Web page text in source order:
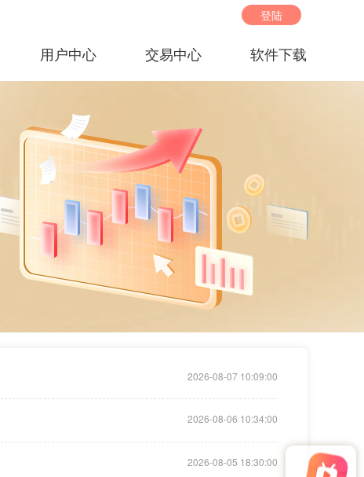
登陆
用户中心 交易中心 软件下载
2026-08-07 10:09:00
2026-08-06 10:34:00
2026-08-05 18:30:00